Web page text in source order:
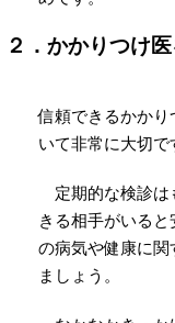
２．かかりつけ
信頼できるかか
いて非常に大切で
定期的な検診は
きる相手がいる
の病気や健康に
ましょう。